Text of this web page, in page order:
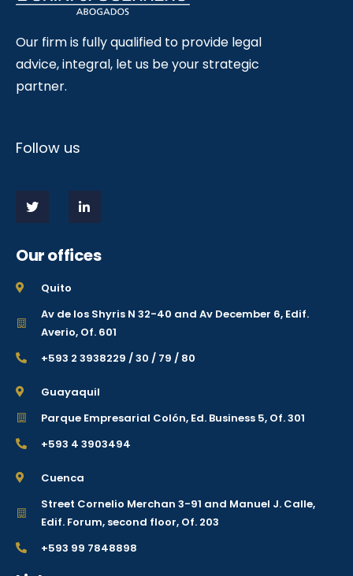
Our firm is fully qualified to provide legal
advice, integral, let us be your strategic
partner.
Follow us
Our offices
Quito
Av de los Shyris N 32-40 and Av December 6, Edif.
Averio, Of. 601
+593 2 3938229 / 30 / 79 / 80
Guayaquil
Parque Empresarial Colón, Ed. Business 5, Of. 301
+593 4 3903494
Cuenca
Street Cornelio Merchan 3-91 and Manuel J. Calle,
Edif. Forum, second floor, Of. 203
+593 99 7848898